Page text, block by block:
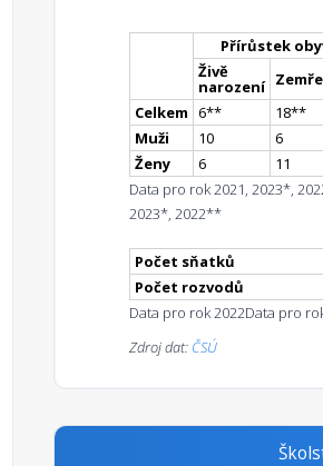
Přírůstek
Živě
narození
Celkem 6** 18**
Muži
10 6
Ženy
6 11
Data pro rok 2021, 2023*,
2023*, 2022**
Počet sňatků
Počet rozvodů
Data pro rok 2022Data pro
Zdroj dat: ČSÚ